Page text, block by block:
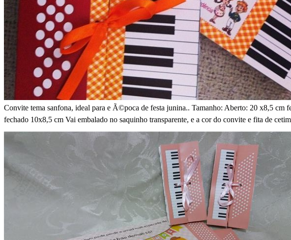
Convite tema sanfona, ideal para e Ã©poca de festa junina.. Tamanho: Aberto: 20 x8,5 cm
fechado 10x8,5 cm Vai embalado no saquinho transparente, e a cor do convite e fita de